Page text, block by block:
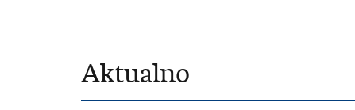
Aktualno